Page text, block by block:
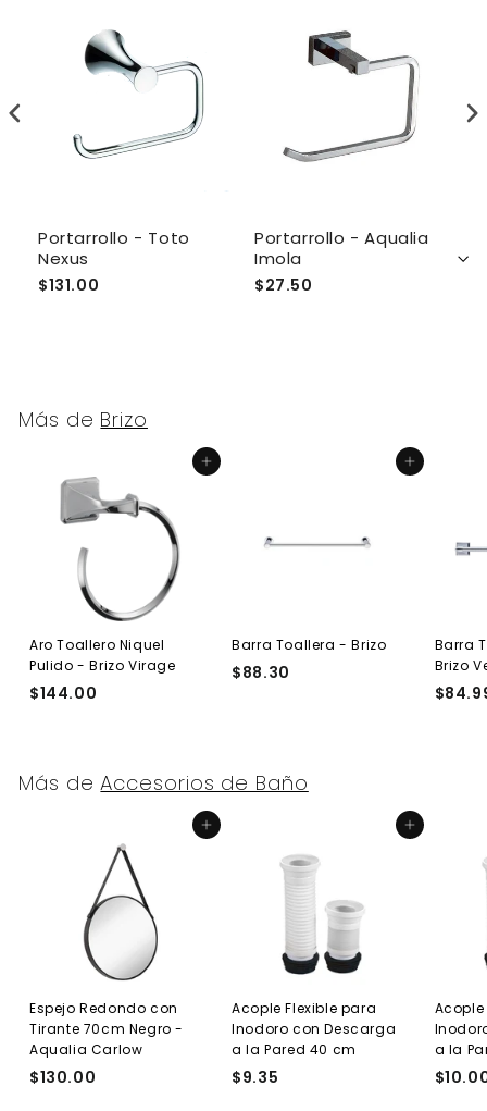
Portarrollo - Toto
Nexus
$131.00
Portarrollo - Aqualia
Imola
$27.50
Más de Brizo
Agregar al carrito
Aro Toallero Niquel
Pulido - Brizo Virage
$144.00
.
Agregar al carrito
Barra Toallera - Brizo
$88.30
0
Barra
Brizo
Más deAccesorios de Baño
Agregar al carrito
Espejo Redondo con
Tirante 70cm Negro -
Aqualia Carlow
$130.00
Agregar al carrito
Acople Flexible para
Inodoro con Descarga
a la Pared 40 cm
$9.35
a la